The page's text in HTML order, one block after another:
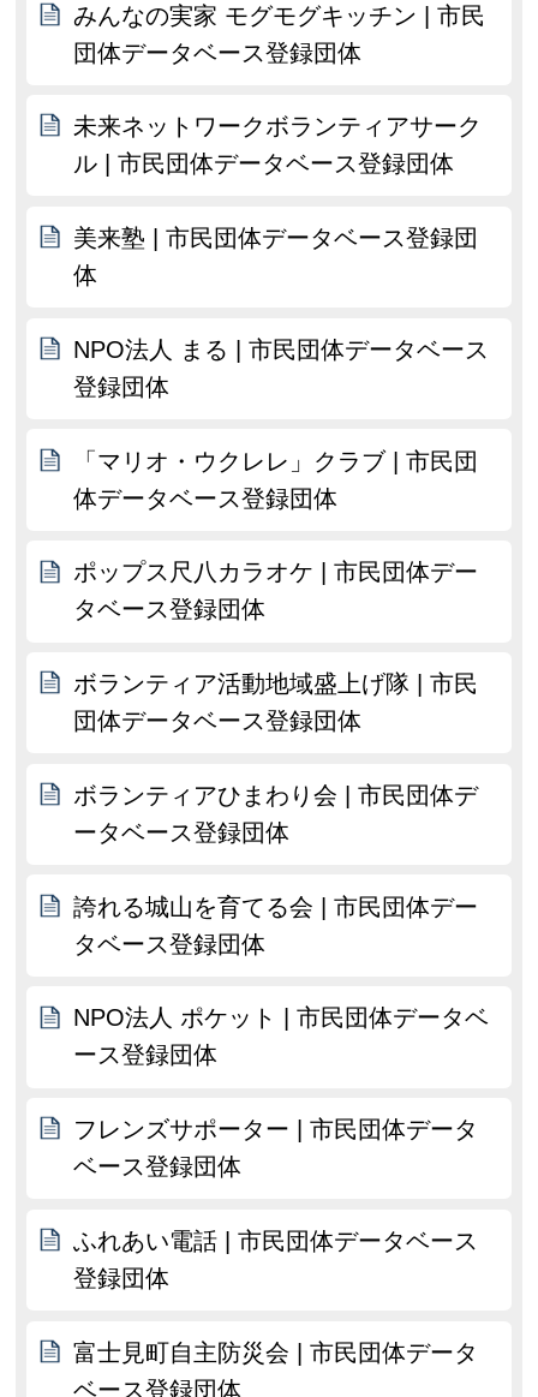
みんなの実家 モグモグキッチン | 市民
団体データベース登録団体
未来ネットワークボランティアサーク
ル | 市民団体データベース登録団体
美来塾 | 市民団体データベース登録団
体
NPO法人 まる | 市民団体データベース
登録団体
「マリオ・ウクレレ」クラブ | 市民団
体データベース登録団体
ポップス尺八カラオケ | 市民団体デー
タベース登録団体
ボランティア活動地域盛上げ隊 | 市民
団体データベース登録団体
ボランティアひまわり会 | 市民団体デ
ータベース登録団体
誇れる城山を育てる会 | 市民団体デー
タベース登録団体
NPO法人 ポケット | 市民団体データベ
ース登録団体
フレンズサポーター | 市民団体データ
ベース登録団体
ふれあい電話 | 市民団体データベース
登録団体
富士見町自主防災会 | 市民団体データ
ベース登録団体